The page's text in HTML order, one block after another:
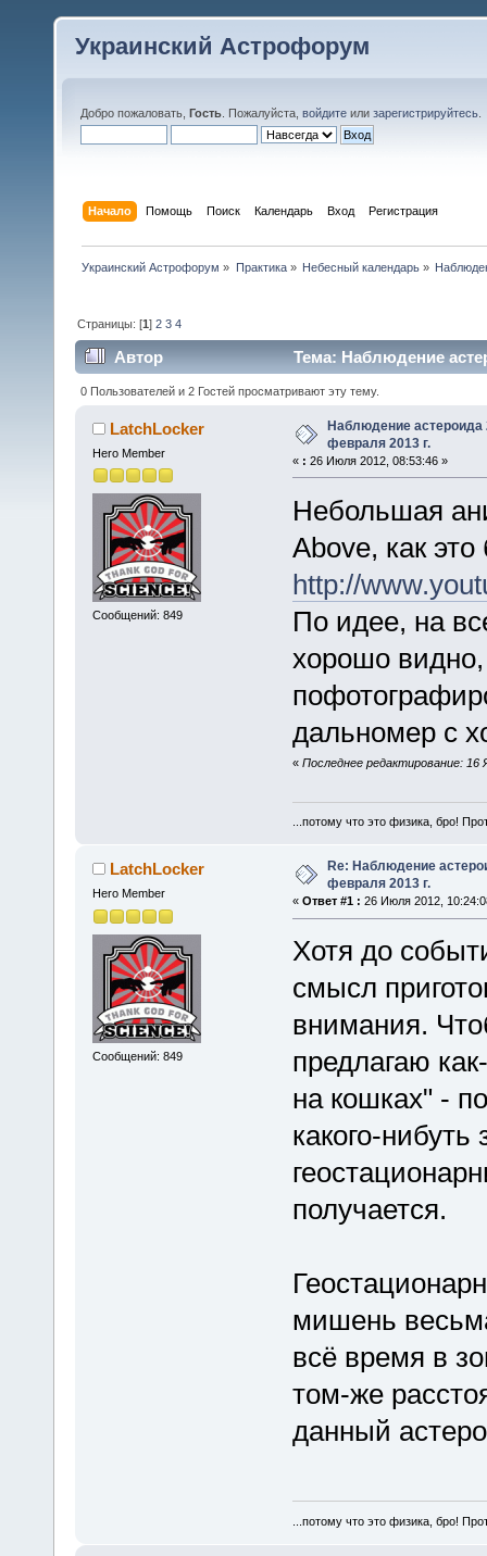
Украинский Астрофорум
Добро пожаловать, Гость . Пожалуйста, войдите или зарегистрируйтесь
Начало Помощь Поиск Календарь Вход Регистрация
Украинский Астрофорум » Практика» Небесный календарь»
Страницы: [1]2 3 4
Автор Тема: Наблюдение
0 Пользователей и 2 Гостей просматривают эту тему.
LatchLocker
Hero Member
Сообщений: 849
Наблюдение астероида
февраля 2013 г.
« : 26 Июля 2012, 08:53:46 »
Небольшая
Above, как
http://
По идее, на
хорошо
дальномер с
« Последнее редактирование: 16
...потому что это физика, бро!
LatchLocker
Hero Member
Сообщений: 849
Re: Наблюдение
февраля 2013 г.
« Ответ #1 : 26 Июля 2012,
Хотя до
смысл
внимания.
предлагаю
на кошках" -
какого-
получается.
мишень
всё время в
том-же
данный
...потому что это физика, бро!